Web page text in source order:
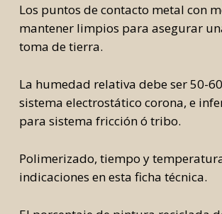
Los puntos de contacto metal con
mantener limpios para asegurar
toma de tierra.
La humedad relativa debe ser 50-
sistema electrostático corona, e
para sistema fricción ó tribo.
Polimerizado, tiempo y
indicaciones en esta ficha técnica.